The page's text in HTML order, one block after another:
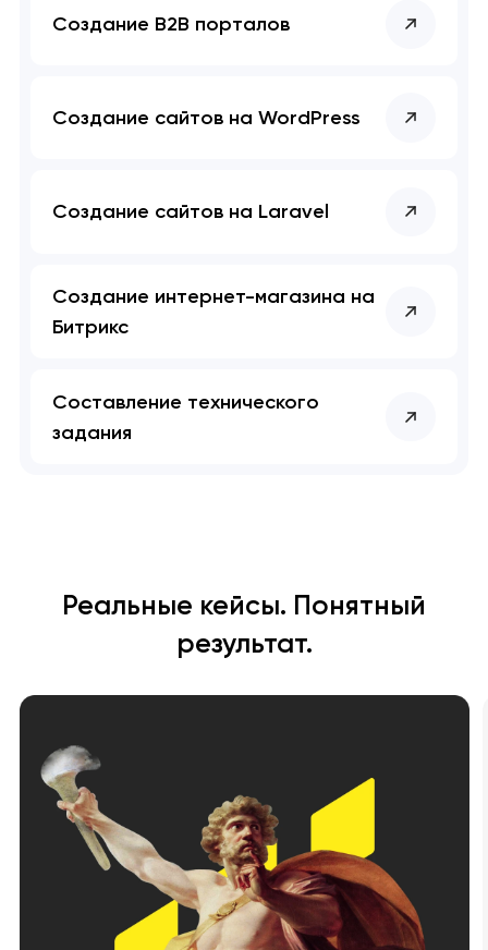
Создание B2B порталов
Создание сайтов на WordPress
Создание сайтов на Laravel
Создание интернет-магазина на
Битрикс
Составление технического
задания
Реальные кейсы. Понятный
результат.